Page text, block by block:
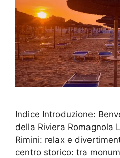
Indice Introduzione:
della Riviera Romagnola
Rimini: relax e
centro storico: tra